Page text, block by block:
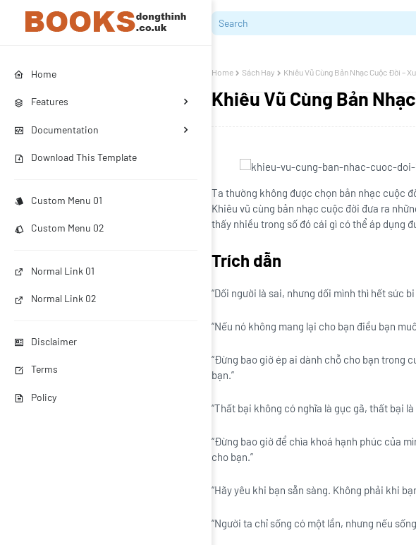
Home
Features
Documentation
Download This Template
Custom Menu 01
Custom Menu 02
Normal Link 01
Normal Link 02
Disclaimer
Terms
Policy
Home Sách Hay Khiêu Vũ Cùng Bản Nhạc Cuộc Đời –
Khiêu Vũ Cùng Bản
Ta thường không được chọn bản nhạc cuộc
Khiêu vũ cùng bản nhạc cuộc đời đưa ra
thấy nhiều trong số đó cái gì có thể áp dụng
Trích dẫn
“Dối người là sai, nhưng dối mình thì hết sức
“Nếu nó không mang lại cho bạn điều bạn
“Đừng bao giờ ép ai dành chỗ cho bạn trong
bạn.”
“Thất bại không có nghĩa là gục gã, thất bại
“Đừng bao giờ để chìa khoá hạnh phúc của
cho bạn.”
“Hãy yêu khi bạn sẵn sàng. Không phải khi
“Người ta chỉ sống có một lần, nhưng nếu